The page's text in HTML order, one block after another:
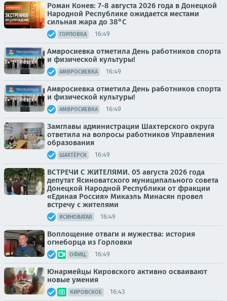
Роман Конев: 7-8 августа 2026 года в Донецкой
Народной Республике ожидается местами
сильная жара до 38°С
ГОРЛОВКА 16:49
Амвросиевка отметила День работников спорта
и физической культуры!
АМВРОСИЕВКА 16:49
Амвросиевка отметила День работников спорта
и физической культуры!
АМВРОСИЕВКА 16:49
Замглавы администрации Шахтерского округа
ответила на вопросы работников Управления
образования
ШАХТЁРСК 16:49
ВСТРЕЧИ С ЖИТЕЛЯМИ. 05 августа 2026 года
депутат Ясиноватского муниципального совета
Донецкой Народной Республики от фракции
«Единая Россия» Микаэль Минасян провел
встречу с жителями
ЯСИНОВАТАЯ 16:49
Воплощение отваги и мужества: история
огнеборца из Горловки
ОФИЦ. 16:49
Юнармейцы Кировского активно осваивают
новые умения
КИРОВСКОЕ 16:43